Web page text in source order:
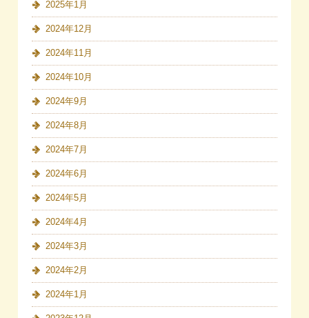
2025年1月
2024年12月
2024年11月
2024年10月
2024年9月
2024年8月
2024年7月
2024年6月
2024年5月
2024年4月
2024年3月
2024年2月
2024年1月